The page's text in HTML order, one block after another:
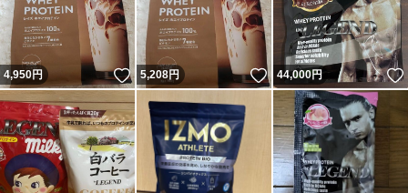
4,950円 いいね！
5,208円 いいね！
44,000円